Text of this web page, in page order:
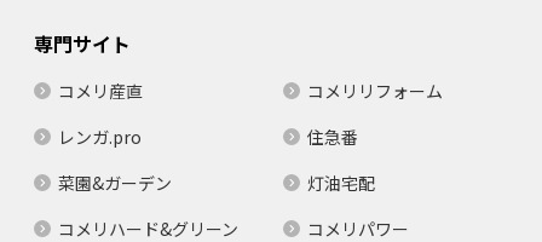
専門サイト
コメリ産直
コメリリフォーム
レンガ.pro
住急番
菜園&ガーデン
灯油宅配
コメリハード&グリーン
コメリパワー